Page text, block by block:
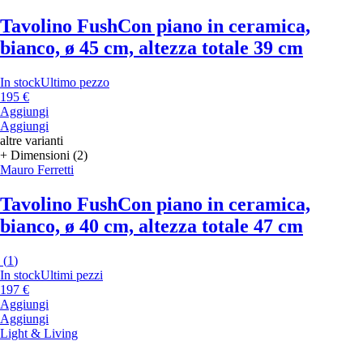
Tavolino FushCon piano in ceramica,
bianco, ø 45 cm, altezza totale 39 cm
In stockUltimo pezzo
195 €
Aggiungi
Aggiungi
altre varianti
+ Dimensioni (2)
Mauro Ferretti
Tavolino FushCon piano in ceramica,
bianco, ø 40 cm, altezza totale 47 cm
(1)
In stockUltimi pezzi
197 €
Aggiungi
Aggiungi
Light & Living